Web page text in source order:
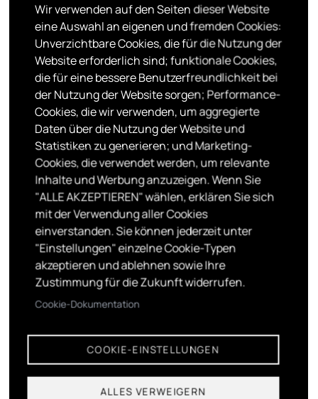
gezielt nach Fördermöglichkeiten zu suchen, die Ihren
spezifischen Bedürfnissen und Anforderungen
entsprechen.
Wie kann ich mich auf newsbase.at registrieren?
Um dich auf newsbase.at zu registrieren, besuche
einfach die Website und und gehe in denLOG IN
Bereich. Folge den Anweisungen, um dein Konto
einzurichten. Dieser Prozess ist einfach und benötigt nur
grundlegende Informationen wie einen Benutzer:innen-
Namen und eine gültige E-Mail-Adresse. Nach
erfolgreicher Registrierung kannst Du bestimmte
Funktionen kostenlos nutzen.
Bedeutet das, dass es hier keine Ausschreibungen
Die Filtermöglichkeiten nach Kunstsparte, Fördertyp,
Wir verwenden auf den Seiten dieser Website
eine Auswahl an eigenen und fremden Cookies:
Unverzichtbare Cookies, die für die Nutzung der
Website erforderlich sind; funktionale Cookies,
die für eine bessere Benutzerfreundlichkeit bei
der Nutzung der Website sorgen; Performance-
Cookies, die wir verwenden, um aggregierte
Daten über die Nutzung der Website und
Statistiken zu generieren; und Marketing-
Cookies, die verwendet werden, um relevante
Inhalte und Werbung anzuzeigen. Wenn Sie
"ALLE AKZEPTIEREN" wählen, erklären Sie sich
mit der Verwendung aller Cookies
einverstanden. Sie können jederzeit unter
"Einstellungen" einzelne Cookie-Typen
akzeptieren und ablehnen sowie Ihre
Zustimmung für die Zukunft widerrufen.
Cookie-Dokumentation
COOKIE-EINSTELLUNGEN
ALLES VERWEIGERN